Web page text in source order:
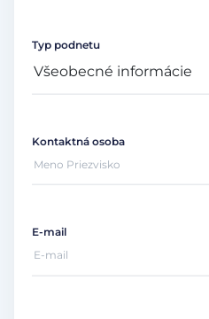
Typ podnetu
Kontaktná osoba
E-mail